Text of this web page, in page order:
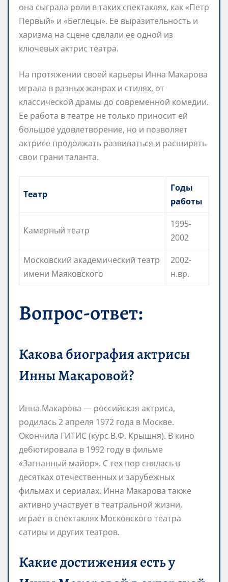
она сыграла роли в таких спектаклях, как «Петр
Первый» и «Беглецы». Ее выразительность и
харизма на сцене сделали ее одной из
ключевых актрис театра.
На протяжении своей карьеры Инна Макарова
играла в разных жанрах и стилях, от
классической драмы до современной комедии.
Ее работа в театре не только приносит ей
большое удовлетворение, но и позволяет
актрисе продолжать развиваться и расширять
свои грани таланта.
Театр
Годы
работы
Камерный театр
1995-
2002
Московский академический театр
имени Маяковского
2002-
н.вр.
Вопрос-ответ:
Какова биография актрисы
Инны Макаровой?
Инна Макарова — российская актриса,
родилась 2 апреля 1972 года в Москве.
Окончила ГИТИС (курс В.Ф. Крышня). В кино
дебютировала в 1992 году в фильме
«Загнанный майор». С тех пор снялась в
десятках отечественных и зарубежных
фильмах и сериалах. Инна Макарова также
активно участвует в театральной жизни,
играет в спектаклях Московского театра
сатиры и других театров.
Какие достижения есть у